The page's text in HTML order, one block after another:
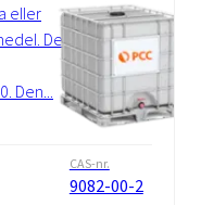
eller
Det
Den...
CAS-nr.
9082-00-2